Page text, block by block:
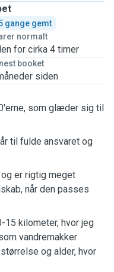
gange gemt
normalt
for cirka 4 timer
booket
siden
som glæder sig til
til fulde ansvaret og
er rigtig meget
når den passes
15 kilometer, hvor jeg
vandremakker
og alder, hvor